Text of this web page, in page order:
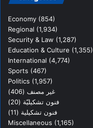
Economy (854)
Regional (1,934)
Security & Law (1,287)
Education & Culture (1,355)
International (4,774)
Sports (467)
Politics (1,957)
غير مصنف (406)
فنون تشكيليّة (20)
فنون تشكيلية (11)
Miscellaneous (1,165)